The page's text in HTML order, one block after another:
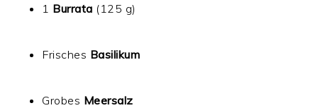
1 Burrata (125 g)
Frisches Basilikum
Grobes Meersalz